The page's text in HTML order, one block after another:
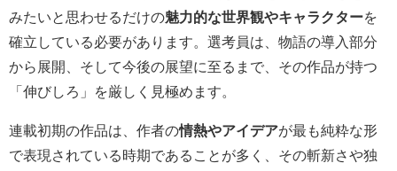
みたいと思わせるだけの魅力的な世界観やキャラクターを
確立している必要があります。選考員は、物語の導入部分
から展開、そして今後の展望に至るまで、その作品が持つ
「伸びしろ」を厳しく見極めます。
連載初期の作品は、作者の情熱やアイデアが最も純粋な形
で表現されている時期であることが多く、その斬新さや独